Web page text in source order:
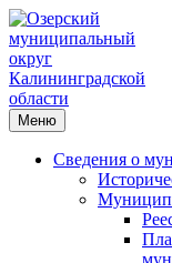
Меню
Сведения о